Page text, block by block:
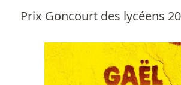
Prix Goncourt des lycéens